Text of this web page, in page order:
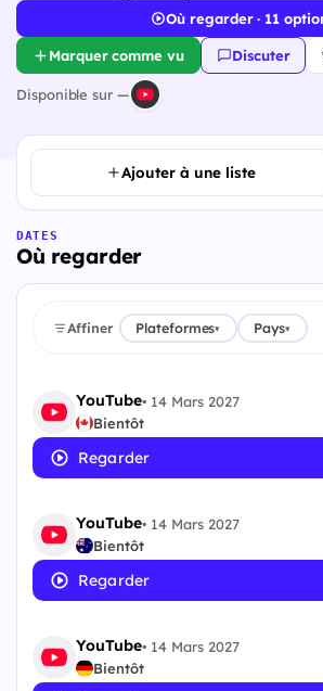
Où regarder · 11
Marquer comme vu Discuter
Disponible sur —
Ajouter à une liste
DATES
Où regarder
Affiner Plateformes▾ Pays▾
YouTube• 14 Mars 2027
Bientôt
Regarder
YouTube• 14 Mars 2027
Bientôt
Regarder
YouTube• 14 Mars 2027
Bientôt